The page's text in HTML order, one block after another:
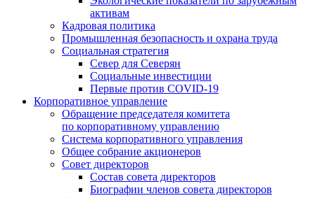
активам
Кадровая политика
Промышленная безопасность и охрана труда
Социальная стратегия
Север для Северян
Социальные инвестиции
Первые против COVID‑19
Корпоративное управление
Обращение председателя комитета
по корпоративному управлению
Система корпоративного управления
Общее собрание акционеров
Совет директоров
Состав совета директоров
Биографии членов совета директоров